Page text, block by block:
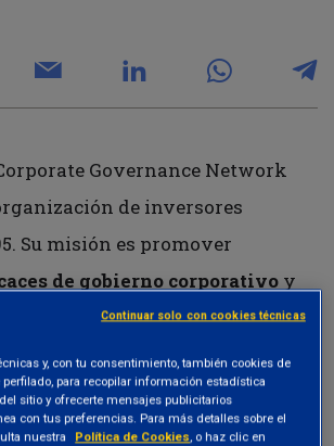
Governance Network
de inversores
Su misión es promover
de gobierno corporativo y
fomentar mercados eficientes
en todo el mundo.
y, con tu consentimiento, también cookies de
para recopilar información estadística
sitio y ofrecerte mensajes publicitarios
con tus preferencias. Para más detalles sobre el
nuestra
Política de Cookies, o haz clic en
Continuar solo con cookies técnicas